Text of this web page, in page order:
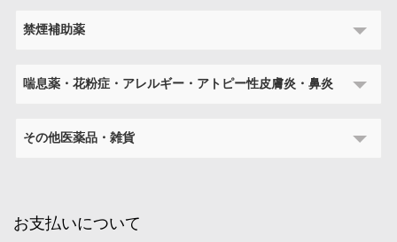
禁煙補助薬
喘息薬・花粉症・アレルギー・アトピー性皮膚炎・鼻炎
その他医薬品・雑貨
お支払いについて